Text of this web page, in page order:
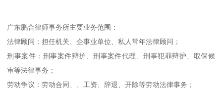
广东鹏合律师事务所主要业务范围：
法律顾问：担任机关、企事业单位、私人常年法律顾问；
刑事案件：刑事案件辩护、刑事案件代理、刑事犯罪辩护、取保候
审等法律事务；
劳动争议：劳动合同、、工资、辞退、开除等劳动法律事务；